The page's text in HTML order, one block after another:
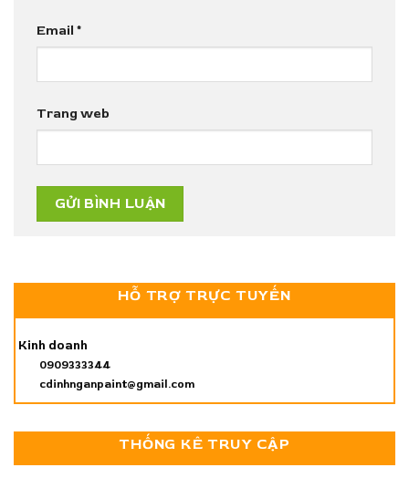
Email *
Trang web
HỖ TRỢ TRỰC TUYẾN
Kinh doanh
0909333344
cdinhnganpaint@gmail.com
THỐNG KÊ TRUY CẬP